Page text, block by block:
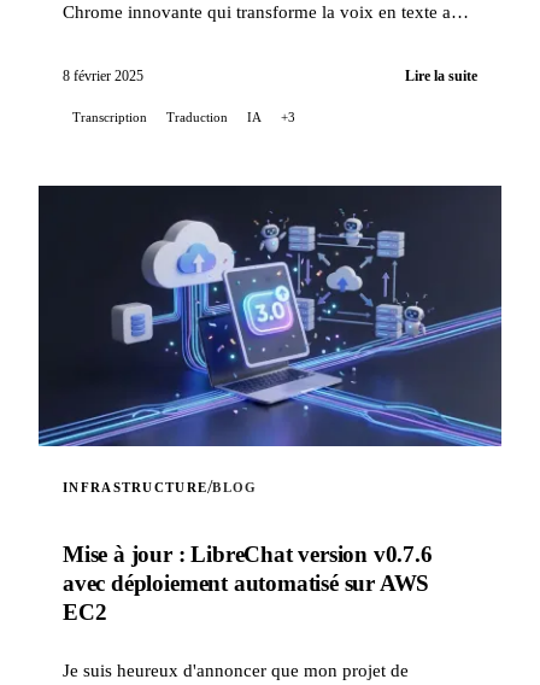
Chrome innovante qui transforme la voix en texte avec
8 février 2025 Lire la suite
Transcription Traduction IA +3
INFRASTRUCTURE/BLOG
Mise à jour : LibreChat version v0.7.6
avec déploiement automatisé sur AWS
EC2
Je suis heureux d'annoncer que mon projet de